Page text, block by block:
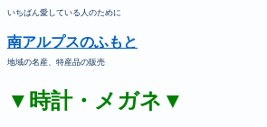
いちばん愛している人のために
南アルプスのふもと
地域の名産、特産品の販売
▼時計・メガネ▼